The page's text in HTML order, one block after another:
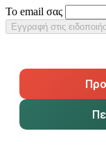
Το email σας
Εγγραφή στις